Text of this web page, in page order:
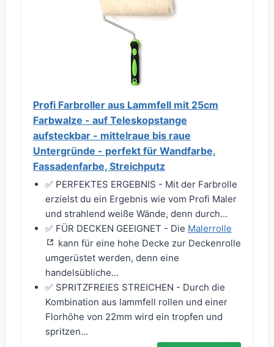
Profi Farbroller aus Lammfell mit 25cm
Farbwalze - auf Teleskopstange
aufsteckbar - mittelraue bis raue
Untergründe - perfekt für Wandfarbe,
Fassadenfarbe, Streichputz
✅ PERFEKTES ERGEBNIS - Mit der Farbrolle
erzielst du ein Ergebnis wie vom Profi Maler
und strahlend weiße Wände, denn durch...
✅ FÜR DECKEN GEEIGNET - Die Malerrolle
kann für eine hohe Decke zur Deckenrolle
umgerüstet werden, denn eine
handelsübliche...
✅ SPRITZFREIES STREICHEN - Durch die
Kombination aus lammfell rollen und einer
Florhöhe von 22mm wird ein tropfen und
spritzen...